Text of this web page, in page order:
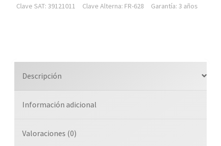
Tomas
3
A?
De
Clave SAT: 39121011
Clave Alterna: FR-628 Garantía: 3 años
Descripción
Información adicional
Valoraciones (0)